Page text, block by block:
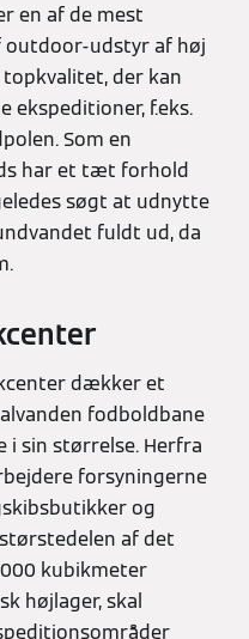
en af de mest
udstyr af høj
der kan
ekspeditioner, f.eks.
Som en
har et tæt forhold
søgt at udnytte
fuldt ud, da
dækker et
fodboldbane
i sin størrelse. Herfra
forsyningerne
og
af det
kubikmeter
højlager, skal